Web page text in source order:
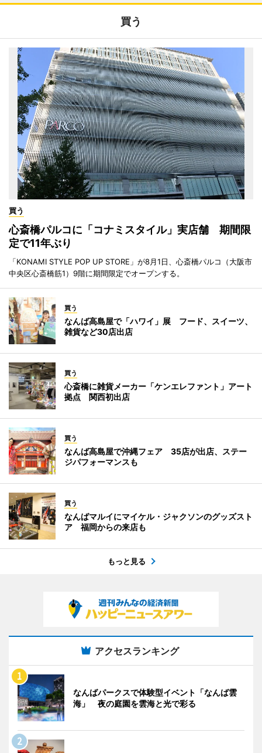
買う
買う
心斎橋パルコに「コナミスタイル」実店舗 期間限
定で11年ぶり
「KONAMI STYLE POP UP STORE」が8月1日、心斎橋パルコ（大阪市
中央区心斎橋筋1）9階に期間限定でオープンする。
買う
なんば高島屋で「ハワイ」展 フード、スイーツ、
雑貨など30店出店
買う
心斎橋に雑貨メーカー「ケンエレファント」アート
拠点 関西初出店
買う
なんば高島屋で沖縄フェア 35店が出店、ステー
ジパフォーマンスも
買う
なんばマルイにマイケル・ジャクソンのグッズスト
ア 福岡からの来店も
もっと見る
アクセスランキング
なんばパークスで体験型イベント「なんば雲
海」 夜の庭園を雲海と光で彩る